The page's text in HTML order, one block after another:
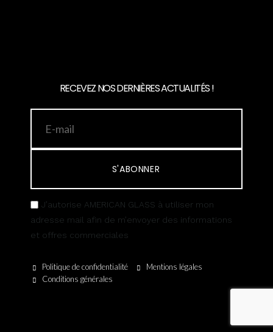
RECEVEZ NOS DERNIÈRES ACTUALITÉS !
S'ABONNER
J’autorise AMERICAN GLASS à utiliser mon
adresse mail afin de m’envoyer des informations
et offres commerciales
Politique de confidentialité
Mentions légales
Conditions générales